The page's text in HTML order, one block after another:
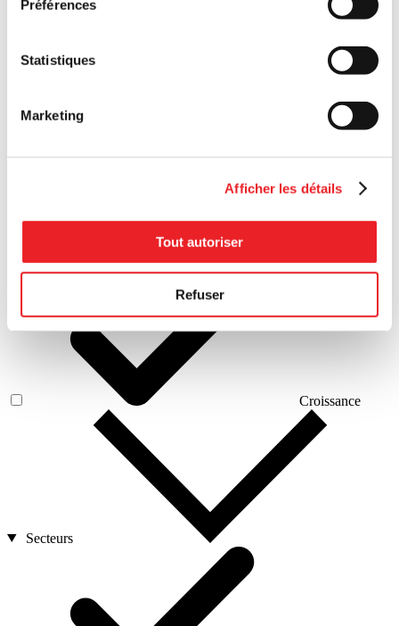
Préférences
Statistiques
Marketing
Afficher les détails
Tout autoriser
Refuser
Prédémarrage
Démarrage
Croissance
Secteurs